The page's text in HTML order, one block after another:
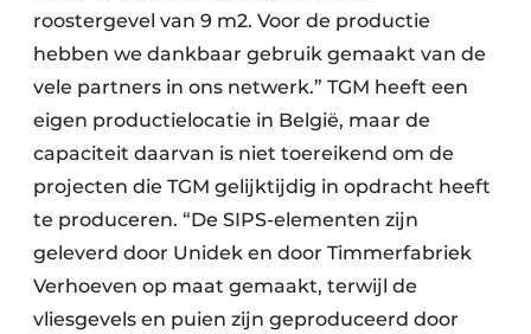
roostergevel van 9 m2. Voor de productie
hebben we dankbaar gebruik gemaakt van de
vele partners in ons netwerk.” TGM heeft een
eigen productielocatie in België, maar de
capaciteit daarvan is niet toereikend om de
projecten die TGM gelijktijdig in opdracht heeft
te produceren. “De SIPS-elementen zijn
geleverd door Unidek en door Timmerfabriek
Verhoeven op maat gemaakt, terwijl de
vliesgevels en puien zijn geproduceerd door